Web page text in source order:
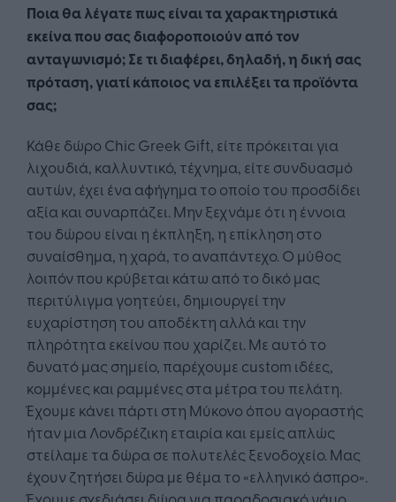
Ποια θα λέγατε πως είναι τα χαρακτηριστικά
εκείνα που σας διαφοροποιούν από τον
ανταγωνισμό; Σε τι διαφέρει, δηλαδή, η δική σας
πρόταση, γιατί κάποιος να επιλέξει τα προϊόντα
σας;
Κάθε δώρο Chic Greek Gift, είτε πρόκειται για
λιχουδιά, καλλυντικό, τέχνημα, είτε συνδυασμό
αυτών, έχει ένα αφήγημα το οποίο του προσδίδει
αξία και συναρπάζει. Μην ξεχνάμε ότι η έννοια
του δώρου είναι η έκπληξη, η επίκληση στο
συναίσθημα, η χαρά, το αναπάντεχο. Ο μύθος
λοιπόν που κρύβεται κάτω από το δικό μας
περιτύλιγμα γοητεύει, δημιουργεί την
ευχαρίστηση του αποδέκτη αλλά και την
πληρότητα εκείνου που χαρίζει. Με αυτό το
δυνατό μας σημείο, παρέχουμε custom ιδέες,
κομμένες και ραμμένες στα μέτρα του πελάτη.
Έχουμε κάνει πάρτι στη Μύκονο όπου αγοραστής
ήταν μια Λονδρέζικη εταιρία και εμείς απλώς
στείλαμε τα δώρα σε πολυτελές ξενοδοχείο. Μας
έχουν ζητήσει δώρα με θέμα το «ελληνικό άσπρο».
Έχουμε σχεδιάσει δώρα για παραδοσιακό γάμο,